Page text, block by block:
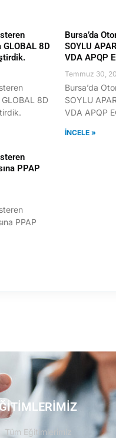
8D
8D
Bursa’da
SOYLU
VDA APQP
Temmuz 30,
Bursa’da
SOYLU
VDA APQP
İNCELE »
PPAP
PPAP
Tüm Eğitimlerimiz